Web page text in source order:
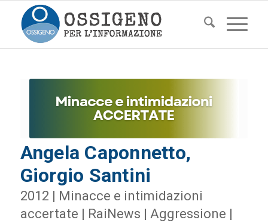
Angela Caponnetto,
Giorgio Santini
2012 | Minacce e intimidazioni
accertate | RaiNews | Aggressione |